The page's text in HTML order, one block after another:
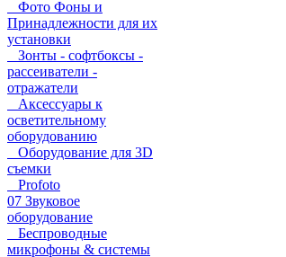
Фото Фоны и
Принадлежности для их
установки
Зонты - софтбоксы -
рассеиватели -
отражатели
Аксессуары к
осветительному
оборудованию
Оборудование для 3D
съемки
Profoto
07 Звуковое
оборудование
Беспроводные
микрофоны & системы